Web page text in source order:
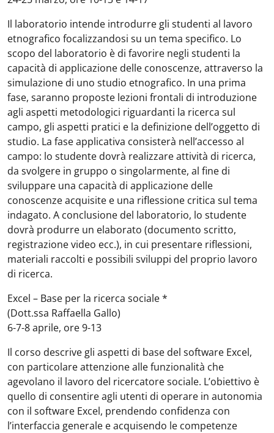
Il laboratorio intende introdurre gli studenti al lavoro
etnografico focalizzandosi su un tema specifico. Lo
scopo del laboratorio è di favorire negli studenti la
capacità di applicazione delle conoscenze, attraverso la
simulazione di uno studio etnografico. In una prima
fase, saranno proposte lezioni frontali di introduzione
agli aspetti metodologici riguardanti la ricerca sul
campo, gli aspetti pratici e la definizione dell’oggetto di
studio. La fase applicativa consisterà nell’accesso al
campo: lo studente dovrà realizzare attività di ricerca,
da svolgere in gruppo o singolarmente, al fine di
sviluppare una capacità di applicazione delle
conoscenze acquisite e una riflessione critica sul tema
indagato. A conclusione del laboratorio, lo studente
dovrà produrre un elaborato (documento scritto,
registrazione video ecc.), in cui presentare riflessioni,
materiali raccolti e possibili sviluppi del proprio lavoro
di ricerca.
Excel – Base per la ricerca sociale*
(Dott.ssa Raffaella Gallo)
6-7-8 aprile, ore 9-13
Il corso descrive gli aspetti di base del software Excel,
con particolare attenzione alle funzionalità che
agevolano il lavoro del ricercatore sociale. L’obiettivo è
quello di consentire agli utenti di operare in autonomia
con il software Excel, prendendo confidenza con
l’interfaccia generale e acquisendo le competenze